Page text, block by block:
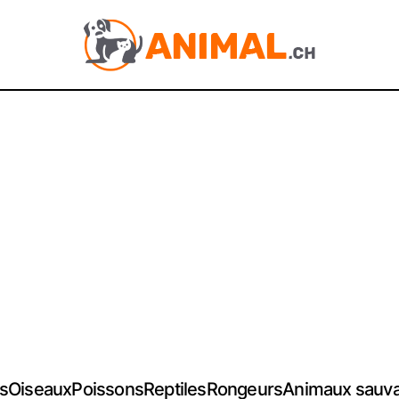
OiseauxPoissonsReptilesRongeursAnimaux